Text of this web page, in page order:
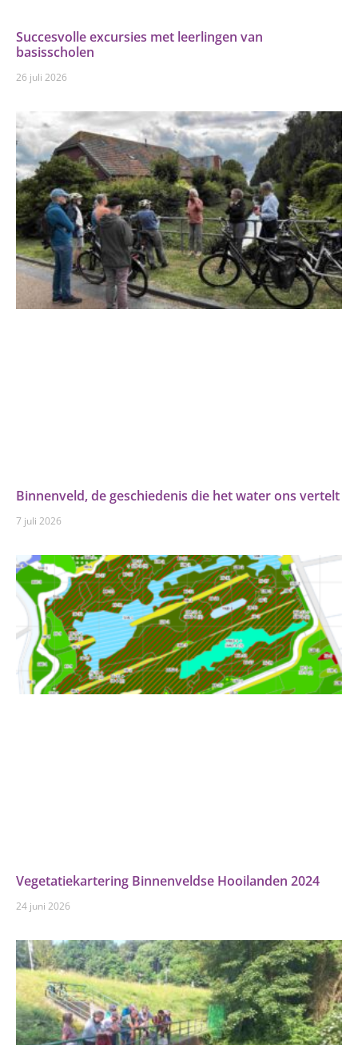
Succesvolle excursies met leerlingen van
basisscholen
26 juli 2026
Binnenveld, de geschiedenis die het water ons vertelt
7 juli 2026
Vegetatiekartering Binnenveldse Hooilanden 2024
24 juni 2026